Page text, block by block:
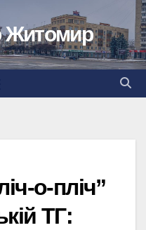
Житомир
о-пліч”
ТГ: